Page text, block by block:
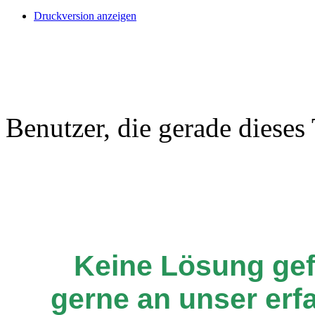
Druckversion anzeigen
Benutzer, die gerade
Keine Lösung
gerne an unser